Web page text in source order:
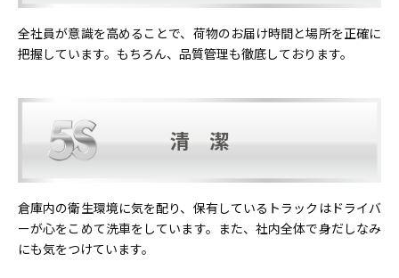
全社員が意識を高めることで、荷物のお届け時間と場所を正確に
把握しています。もちろん、品質管理も徹底しております。
清 潔
倉庫内の衛生環境に気を配り、保有しているトラックはドライバ
ーが心をこめて洗車をしています。また、社内全体で身だしなみ
にも気をつけています。